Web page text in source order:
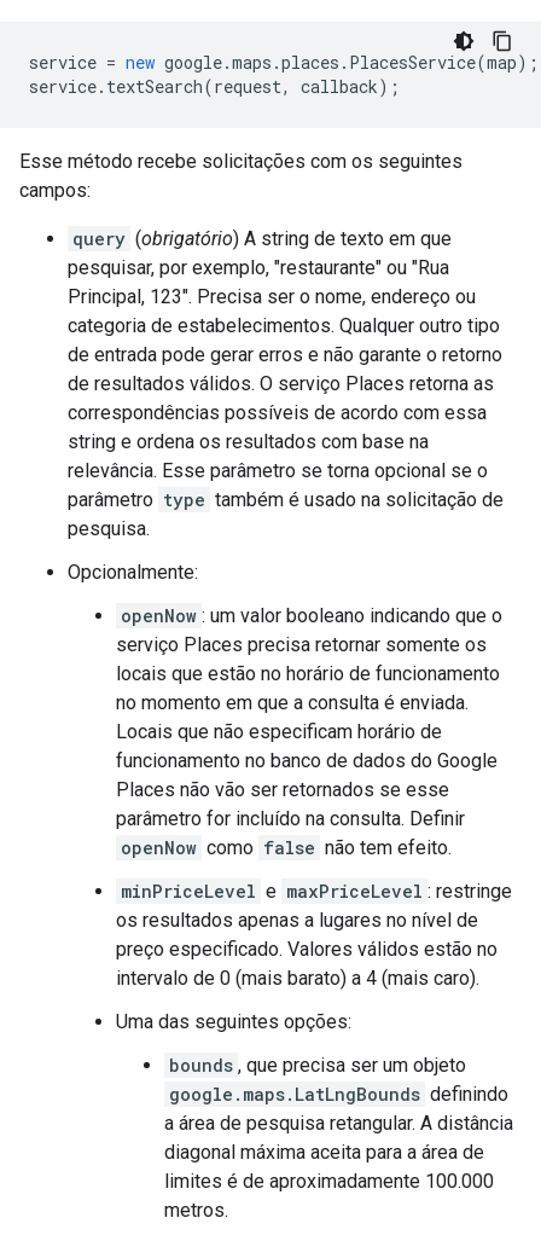
service = new google.maps .places . PlacesService(map);
service. textSearch(request, callback);
Esse método recebe solicitações com os seguintes
campos:
query (obrigatório) A string de texto em que
pesquisar, por exemplo, "restaurante" ou "Rua
Principal, 123". Precisa ser o nome, endereço ou
categoria de estabelecimentos. Qualquer outro tipo
de entrada pode gerar erros e não garante o retorno
de resultados válidos. O serviço Places retorna as
correspondências possíveis de acordo com essa
string e ordena os resultados com base na
relevância. Esse parâmetro se torna opcional se o
parâmetro type também é usado na solicitação de
pesquisa.
Opcionalmente:
openNow : um valor booleano indicando que o
serviço Places precisa retornar somente os
locais que estão no horário de funcionamento
no momento em que a consulta é enviada.
Locais que não especificam horário de
funcionamento no banco de dados do Google
Places não vão ser retornados se esse
parâmetro for incluído na consulta. Definir
openNow como false não tem efeito.
minPriceLevel e maxPriceLevel : restringe
os resultados apenas a lugares no nível de
preço especificado. Valores válidos estão no
intervalo de 0 (mais barato) a 4 (mais caro).
Uma das seguintes opções:
bounds , que precisa ser um objeto
google.maps.LatLngBounds definindo
a área de pesquisa retangular. A distância
diagonal máxima aceita para a área de
limites é de aproximadamente 100.000
metros.